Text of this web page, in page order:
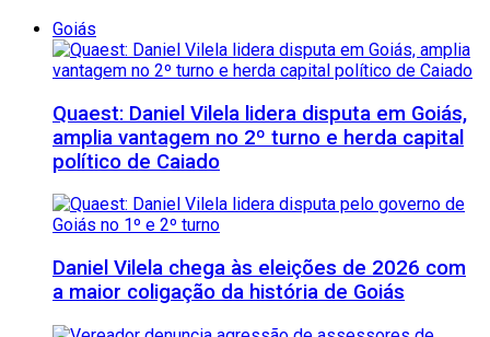
Goiás
Quaest: Daniel Vilela lidera disputa em Goiás,
amplia vantagem no 2º turno e herda capital
político de Caiado
Daniel Vilela chega às eleições de 2026 com
a maior coligação da história de Goiás